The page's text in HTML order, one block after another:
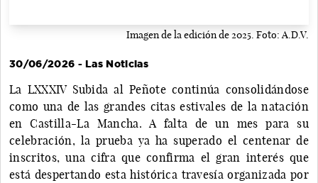
Imagen de la edición de 2025. Foto: A.D.V.
30/06/2026 - Las Noticias
La LXXXIV Subida al Peñote continúa consolidándose
como una de las grandes citas estivales de la natación
en Castilla-La Mancha. A falta de un mes para su
celebración, la prueba ya ha superado el centenar de
inscritos, una cifra que confirma el gran interés que
está despertando esta histórica travesía organizada por